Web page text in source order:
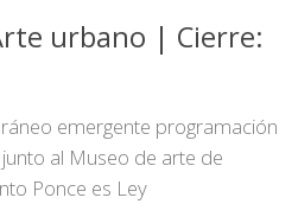
urbano | Cierre:
emergente programación
al Museo de arte de
Ponce es Ley